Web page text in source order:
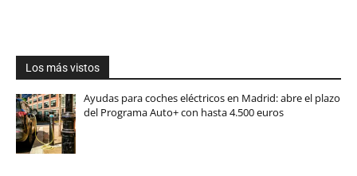
Los más vistos
Ayudas para coches eléctricos en Madrid: abre el plazo
del Programa Auto+ con hasta 4.500 euros